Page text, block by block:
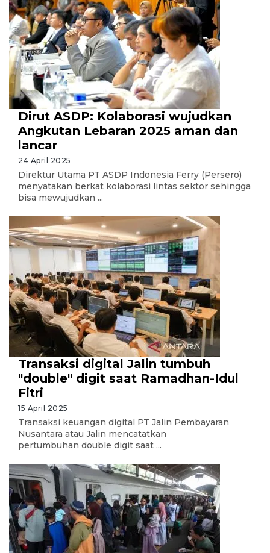
Dirut ASDP: Kolaborasi wujudkan
Angkutan Lebaran 2025 aman dan
lancar
24 April 2025
Direktur Utama PT ASDP Indonesia Ferry (Persero)
menyatakan berkat kolaborasi lintas sektor sehingga
bisa mewujudkan ...
Transaksi digital Jalin tumbuh
"double" digit saat Ramadhan-Idul
Fitri
15 April 2025
Transaksi keuangan digital PT Jalin Pembayaran
Nusantara atau Jalin mencatatkan
pertumbuhan double digit saat ...